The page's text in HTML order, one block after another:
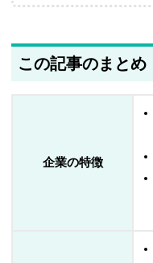
この記事のまとめ
企業の特徴